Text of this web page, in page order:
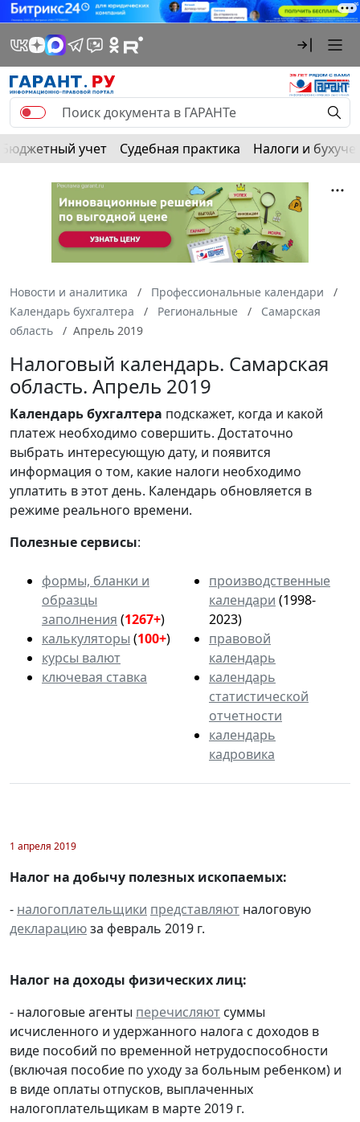
Бюджетный учет Судебная практика Налоги и
Новости и аналитика
Профессиональные календари
Календарь бухгалтера
Региональные
Самарская
область
Апрель 2019
Налоговый календарь. Самарская
область. Апрель 2019
Календарьбухгалтера подскажет, когда и какой
платеж необходимо совершить. Достаточно
выбрать интересующую дату, и появится
информация о том, какие налоги необходимо
уплатить в этот день. Календарь обновляется в
режиме реального времени.
Полезные сервисы:
формы, бланки и
образцы
заполнения (1267+)
калькуляторы (100+)
курсы валют
ключевая ставка
производственные
календари (1998-
2023)
правовой
календарь
календарь
статистической
отчетности
календарь
кадровика
1 апреля 2019
Налог на добычу полезных ископаемых:
- налогоплательщики представляют налоговую
декларациюза февраль 2019 г.
Налог на доходы физических лиц:
- налоговые агенты перечисляют суммы
исчисленного и удержанного налога с доходов в
виде пособий по временной нетрудоспособности
(включая пособие по уходу за больным ребенком) и
в виде оплаты отпусков, выплаченных
налогоплательщикам в марте 2019 г.